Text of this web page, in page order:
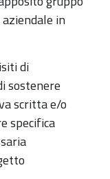
in
di
sostenere
scritta e/o
specifica